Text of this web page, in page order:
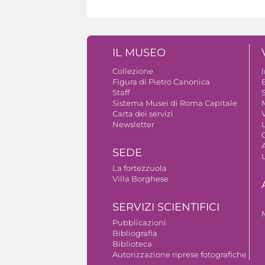
IL MUSEO
Collezione
Figura di Pietro Canonica
Staff
Sistema Musei di Roma Capitale
Carta dei servizi
Newsletter
SEDE
La fortezzuola
Villa Borghese
SERVIZI SCIENTIFICI
Pubblicazioni
Bibliografia
Biblioteca
Autorizzazione riprese fotografiche